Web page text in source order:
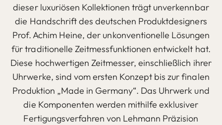
dieser luxuriösen Kollektionen trägt unverkennbar
die Handschrift des deutschen Produktdesigners
Prof. Achim Heine, der unkonventionelle Lösungen
für traditionelle Zeitmessfunktionen entwickelt hat.
Diese hochwertigen Zeitmesser, einschließlich ihrer
Uhrwerke, sind vom ersten Konzept bis zur finalen
Produktion „Made in Germany“. Das Uhrwerk und
die Komponenten werden mithilfe exklusiver
Fertigungsverfahren von Lehmann Präzision